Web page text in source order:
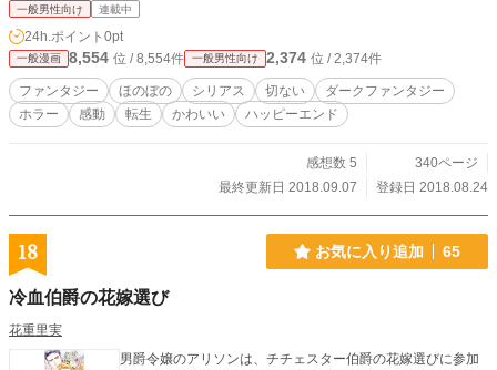
一般男性向け 連載中
24h.ポイント 0pt
一般漫画 8,554 位 / 8,554件 一般男性向け 2,374 位 / 2,374件
ファンタジー ほのぼの シリアス 切ない
ダークファンタジー
ホラー
感動 転生 かわいい ハッピーエンド
感想数 5
340ページ
最終更新日 2018.09.07
登録日 2018.08.24
18 お気に入り追加 65
冷血伯爵の花嫁選び
花重里実
男爵令嬢のアリソンは、チチェスター伯爵の花嫁選びに参加